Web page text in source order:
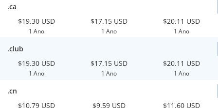
.ca
$19.30 USD
1 Ano
$17.15 USD
1 Ano
$20.11 USD
1 Ano
.club
$19.30 USD
1 Ano
$17.15 USD
1 Ano
$20.11 USD
1 Ano
.cn
$10.79 USD
$9.59 USD $11.60 USD